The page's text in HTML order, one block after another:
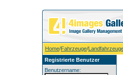
Home/Fahrzeuge/
Registrierte Benutzer
Benutzername: